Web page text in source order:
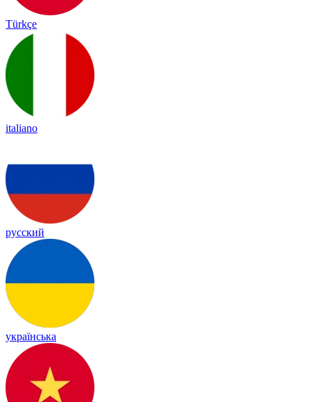
Türkçe
italiano
русский
українська